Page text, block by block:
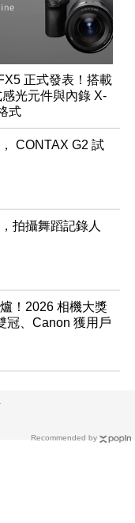
正式發表！搭載
光元件與內錄 X-
式
CONTAX G2 試
拍攝舞蹈記錄人
！2026 相機大獎
冠、Canon 獲用戶
Recommended by